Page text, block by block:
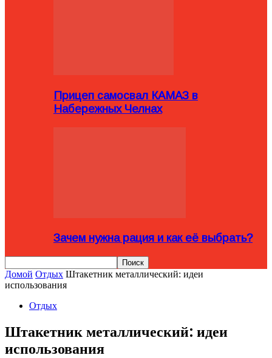
Прицеп самосвал КАМАЗ в
Набережных Челнах
Зачем нужна рация и как её выбрать?
Домой Отдых Штакетник металлический: идеи
использования
Отдых
Штакетник металлический: идеи
использования